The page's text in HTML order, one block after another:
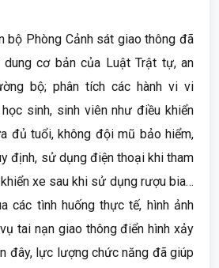
bộ Phòng Cảnh sát giao thông đã
cơ bản của Luật Trật tự, an
bộ; phân tích các hành vi vi
sinh, sinh viên như điều khiển
đủ tuổi, không đội mũ bảo hiểm,
định, sử dụng điện thoại khi tham
xe sau khi sử dụng rượu bia…
các tình huống thực tế, hình ảnh
tai nạn giao thông điển hình xảy
đây, lực lượng chức năng đã giúp